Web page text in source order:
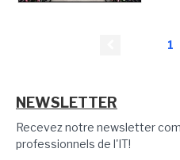
1
NEWSLETTER
Recevez notre newsletter
professionnels de l'IT!